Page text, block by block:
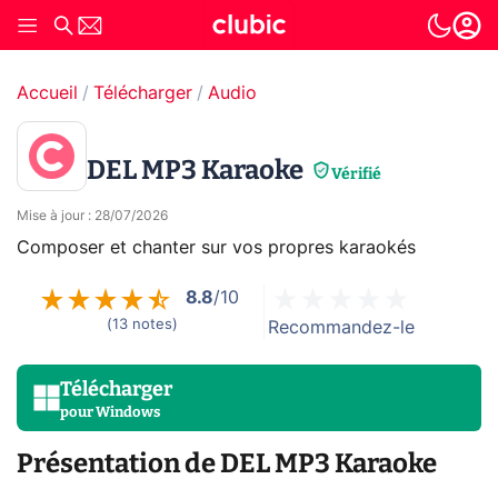
Accueil Télécharger Audio
DEL MP3 Karaoke Vérifié
Mise à jour : 28/07/2026
Composer et chanter sur vos propres karaokés
8.8/10
(13 notes) Recommandez-le
Télécharger
pourWindows
Présentation de DEL MP3 Karaoke